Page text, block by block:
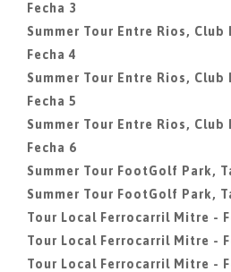
Fecha 3
Summer Tour Entre Rios, Club
Fecha 4
Summer Tour Entre Rios, Club
Fecha 5
Summer Tour Entre Rios, Club
Fecha 6
Summer Tour FootGolf Park,
Summer Tour FootGolf Park,
Tour Local Ferrocarril Mitre -
Tour Local Ferrocarril Mitre -
Tour Local Ferrocarril Mitre -